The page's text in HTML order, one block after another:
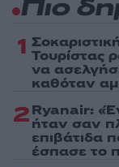
Πιο
1 Τουρίστας
να
καθόταν
2Ryanair:
ήταν σαν
επιβάτιδα
έσπασε το